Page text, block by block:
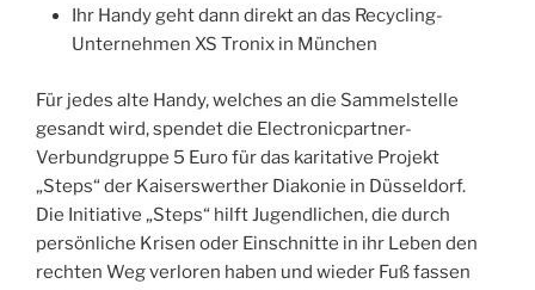
Ihr Handy geht dann direkt an das Recycling-
Unternehmen XS Tronix in München
Für jedes alte Handy, welches an die Sammelstelle
gesandt wird, spendet die Electronicpartner-
Verbundgruppe 5 Euro für das karitative Projekt
„Steps“ der Kaiserswerther Diakonie in Düsseldorf.
Die Initiative „Steps“ hilft Jugendlichen, die durch
persönliche Krisen oder Einschnitte in ihr Leben den
rechten Weg verloren haben und wieder Fuß fassen